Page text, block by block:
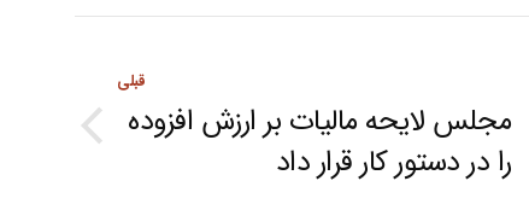
قبلی
Previous
مجلس لایحه مالیات بر ارزش افزوده
را در دستور کار قرار داد